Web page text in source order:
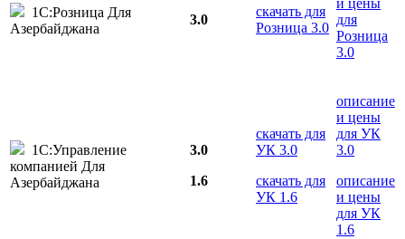
1С:Розница Для
Азербайджана
3.0
скачать для
Розница 3.0
и цены
для
Розница
3.0
1С:Управление
компанией Для
Азербайджана
3.0
1.6
скачать для
УК 3.0
скачать для
УК 1.6
описание
и цены
для УК
3.0
описание
и цены
для УК
1.6